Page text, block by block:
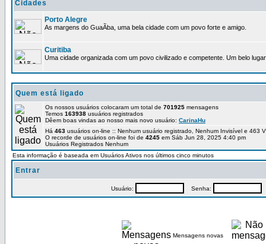
Cidades
Porto Alegre
As margens do GuaÃ­ba, uma bela cidade com um povo forte e amigo.
Curitiba
Uma cidade organizada com um povo civilizado e competente. Um belo
Quem está ligado
Os nossos usuários colocaram um total de 701925 mensagens
Temos 163938 usuários registrados
Dêem boas vindas ao nosso mais novo usuário: CarinaHu
Há 463 usuários on-line :: Nenhum usuário registrado, Nenhum Invisível e 463
O recorde de usuários on-line foi de 4245 em Sáb Jun 28, 2025 4:40 pm
Usuários Registrados Nenhum
Esta informação é baseada em Usuários Ativos nos últimos cinco minutos
Entrar
Usuário: Senha:
Mensagens novas